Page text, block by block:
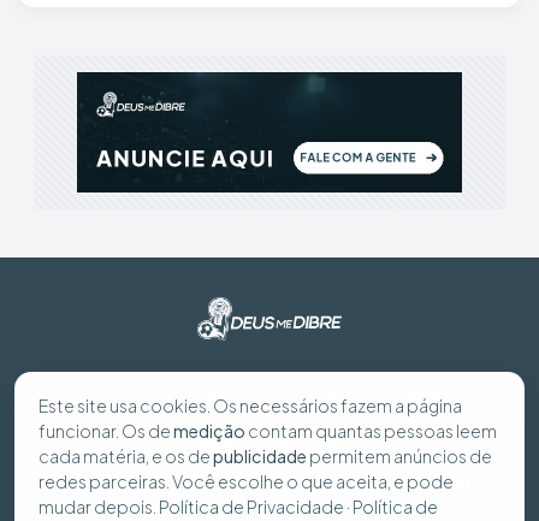
Preferências de cookies
Política de Privacidade Política de Cookies Seus dados
Este site usa cookies. Os necessários fazem a página
funcionar. Os demedição contam quantas pessoas leem
cada matéria, e os depublicidade permitem anúncios de
redes parceiras. Você escolhe o que aceita, e pode
mudar depois. Política de Privacidade · Política de